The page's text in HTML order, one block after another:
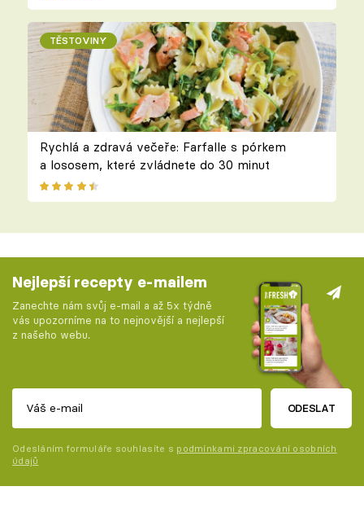
TĚSTOVINY
Rychlá a zdravá večeře: Farfalle s pórkem
a lososem, které zvládnete do 30 minut
Nejlepší recepty e-mailem
Zanechte nám svůj e-mail a až 5x týdně
vás upozorníme na to nejnovější a nejlepší
z našeho webu.
ODESLAT
Odesláním formuláře souhlasíte s podmínkami zpracování osobních
údajů